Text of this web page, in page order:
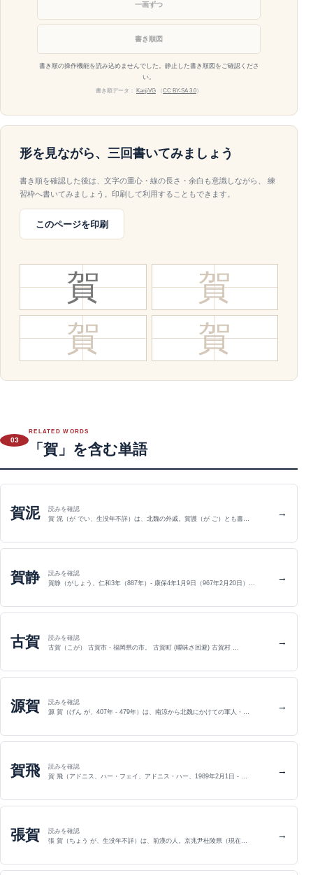
一画ずつ
書き順図
書き順の操作機能を読み込めませんでした。静止した書き順図をご確認くださ
い。
書き順データ： KanjiVG （CC BY-SA 3.0）
形を見ながら、三回書いてみましょう
書き順を確認した後は、文字の重心・線の長さ・余白も意識しながら、 練
習枠へ書いてみましょう。印刷して利用することもできます。
このページを印刷
賀
賀
賀
賀
03
RELATED WORDS
「賀」を含む単語
賀泥
読みを確認
賀 泥（が でい、生没年不詳）は、北魏の外戚。賀護（が ご）とも書…
→
賀静
読みを確認
賀静（がしょう、仁和3年（887年）- 康保4年1月9日（967年2月20日）…
→
古賀
読みを確認
古賀（こが） 古賀市 - 福岡県の市。 古賀町 (曖昧さ回避) 古賀村 …
→
源賀
読みを確認
源 賀（げん が、407年 - 479年）は、南涼から北魏にかけての軍人・…
→
賀飛
読みを確認
賀 飛（アドニス、ハー・フェイ、アドニス・ハー、1989年2月1日 - …
→
張賀
読みを確認
張 賀（ちょう が、生没年不詳）は、前漢の人。京兆尹杜陵県（現在…
→